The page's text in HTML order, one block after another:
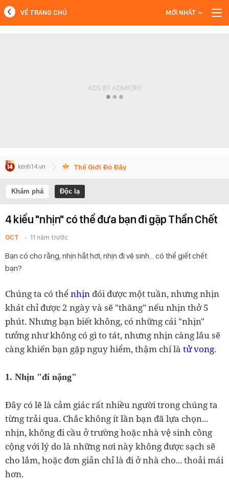
VỀ TRANG CHỦ MỚI NHẤT
Thế Giới Đó Đây
Khám phá Độc lạ
4 kiểu "nhịn" có thể đưa bạn đi gặp Thần Chết
OCT 11 năm trước
Bạn có cho rằng, nhịn hắt hơi, nhịn đi vệ sinh... có thể giết chết
bạn?
Chúng ta có thểnhịn đói được một tuần, nhưng nhịn
khát chỉ được 2 ngày và sẽ "thăng" nếu nhịn thở 5
phút. Nhưng bạn biết không, có những cái "nhịn"
tưởng như không có gì to tát, nhưng nhịn càng lâu sẽ
càng khiến bạn gặp nguy hiểm, thậm chí là tử vong.
1. Nhịn "đi nặng"
Đây có lẽ là cảm giác rất nhiều người trong chúng ta
từng trải qua. Chắc không ít lần bạn đã lựa chọn...
nhịn, không đi cầu ở trường hoặc nhà vệ sinh công
cộng với lý do là những nơi này không được sạch sẽ
cho lắm, hoặc đơn giản chỉ là đi ở nhà cho... thoải mái
hơn.